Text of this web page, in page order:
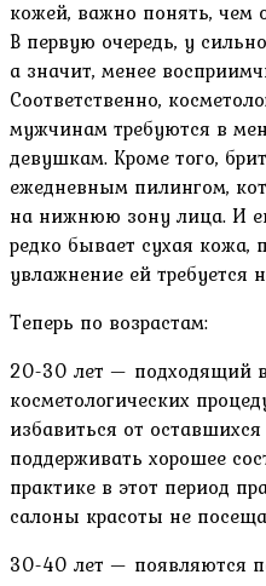
кожей, важно понять, чем
В первую очередь, у
а значит, менее
Соответственно,
мужчинам требуются в
девушкам. Кроме того,
ежедневным пилингом,
на нижнюю зону лица. И
редко бывает сухая кожа,
увлажнение ей требуется
Теперь по возрастам:
20-30 лет — подходящий
косметологических
избавиться от
поддерживать хорошее
практике в этот период
салоны красоты не
30-40 лет — появляются